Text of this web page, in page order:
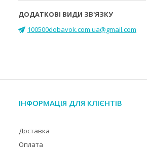
100500dobavok.com.ua@gmail.com
ІНФОРМАЦІЯ ДЛЯ КЛІЄНТІВ
Доставка
Оплата